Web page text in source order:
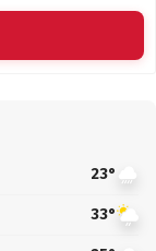
23°
33°